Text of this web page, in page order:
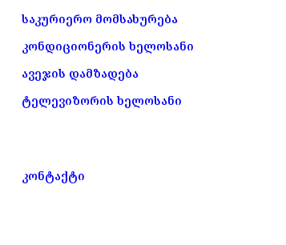
საკურიერო მომსახურება
კონდიციონერის ხელოსანი
ავეჯის დამზადება
ტელევიზორის ხელოსანი
კონტაქტი